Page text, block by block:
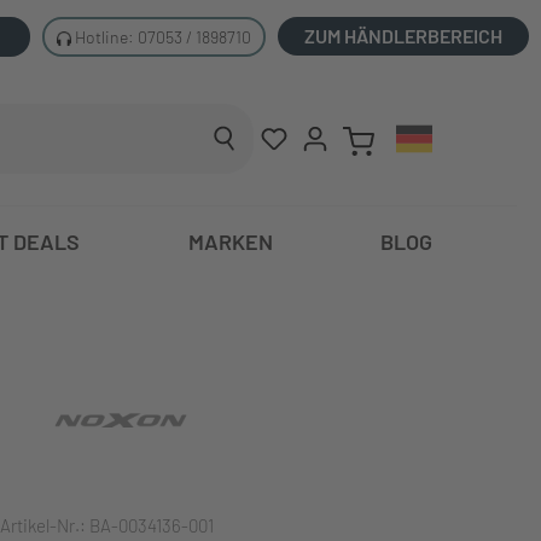
Hotline: 07053 / 1898710 ZUM HÄNDLERBEREICH
DEALS MARKEN BLOG
Artikel-Nr.: BA-0034136-001